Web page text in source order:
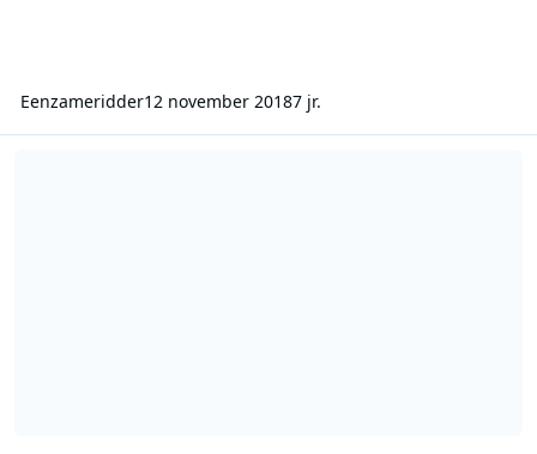
Eenzameridder12 november 20187 jr.